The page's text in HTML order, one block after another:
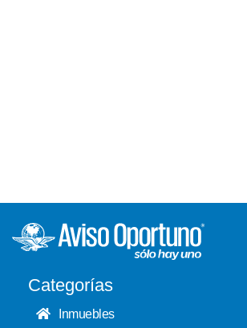
Categorías
Inmuebles